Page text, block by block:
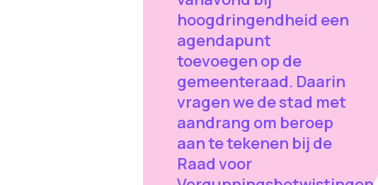
hoogdringendheid een
agendapunt
toevoegen op de
gemeenteraad. Daarin
vragen we de stad met
aandrang om beroep
aan te tekenen bij de
Raad voor